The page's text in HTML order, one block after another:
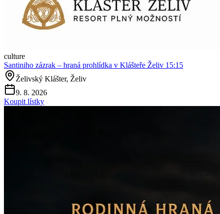
culture
Santiniho zázrak – hraná prohlídka v Klášteře Želiv 15:15
Želivský Klášter, Želiv
9. 8. 2026
Koupit lístky